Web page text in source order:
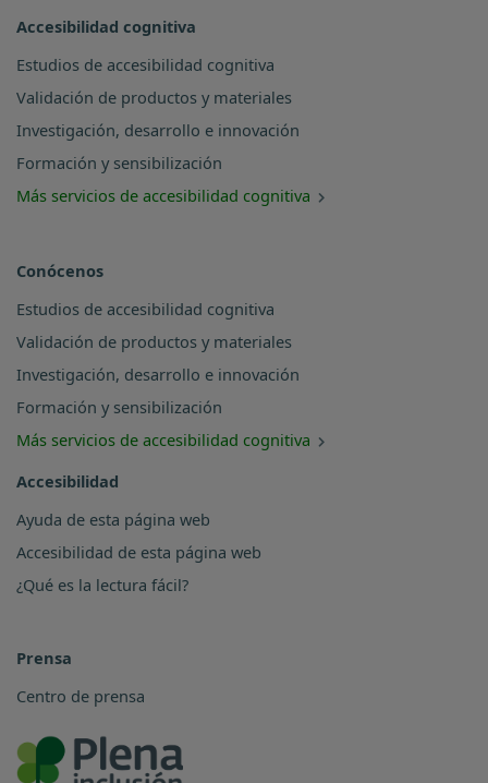
Accesibilidad cognitiva
Estudios de accesibilidad cognitiva
Validación de productos y materiales
Investigación, desarrollo e innovación
Formación y sensibilización
Más servicios de accesibilidad cognitiva
Conócenos
Estudios de accesibilidad cognitiva
Validación de productos y materiales
Investigación, desarrollo e innovación
Formación y sensibilización
Más servicios de accesibilidad cognitiva
Accesibilidad
Ayuda de esta página web
Accesibilidad de esta página web
¿Qué es la lectura fácil?
Prensa
Centro de prensa